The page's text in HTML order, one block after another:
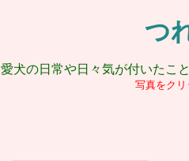
つ
愛犬の日常や日々気が付いたこ
写真をク